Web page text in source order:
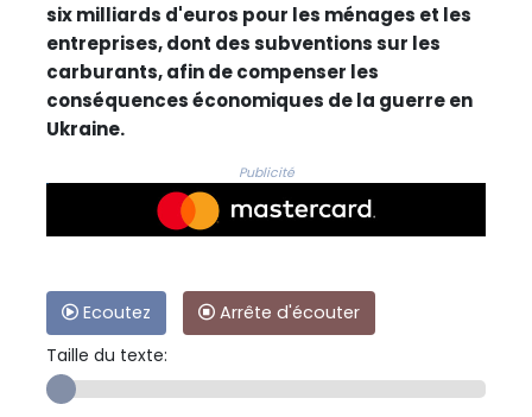
six milliards d'euros pour les ménages et les
entreprises, dont des subventions sur les
carburants, afin de compenser les
conséquences économiques de la guerre en
Ukraine.
Publicité
Ecoutez
Arrête d'écouter
Taille du texte: